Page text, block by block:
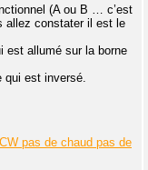
(A ou B … c’est
allez constater il est le
est allumé sur la borne
est inversé.
pas de chaud pas de